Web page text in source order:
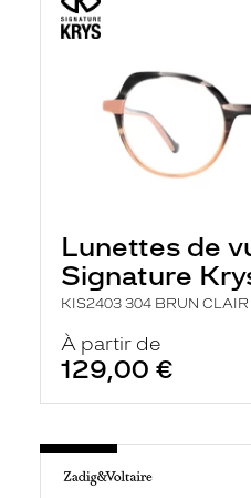
Lunettes de
Signature
KIS2403 304 BRUN CLAIR
À partir de
129,00 €